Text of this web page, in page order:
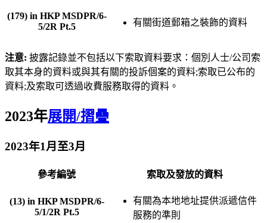
(179) in HKP MSDPR/6-
5/2R Pt.5
有關街道郵箱之裝飾的資料
注意: 披露記錄並不包括以下索取資料要求：個別人士/公司索
取其本身的資料或與其有關的投訴個案的資料;索取已公布的
資料;及索取可透過收費服務取得的資料。
2023年展開/摺疊
2023年1月至3月
參考編號 索取及發放的資料
(13) in HKP MSDPR/6-
5/1/2R Pt.5
有關為本地地址提供派遞信件
服務的準則